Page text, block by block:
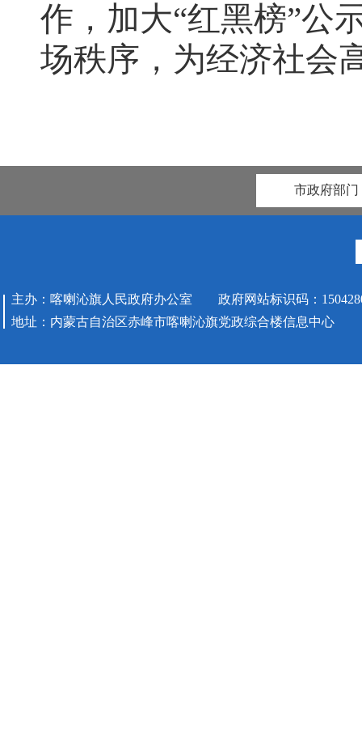
作，加大“红黑榜”公
场秩序，为经济社会
市政府部门
主办：喀喇沁旗人民政府办公室 政府网站标识码：
地址：内蒙古自治区赤峰市喀喇沁旗党政综合楼信息中心